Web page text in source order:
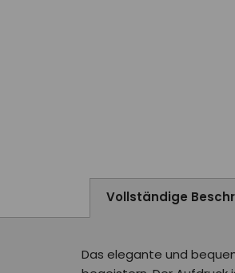
Vollständige
Das elegante und